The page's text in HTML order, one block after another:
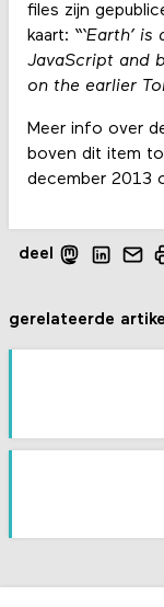
files zijn
kaart: “‘Earth’
JavaScript and
on the earlier
Meer info over
boven dit item
december 2013
deel
gerelateerde